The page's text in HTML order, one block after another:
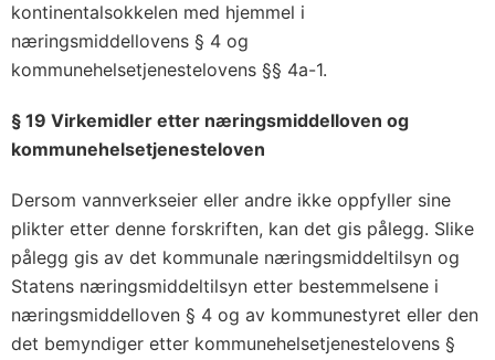
kontinentalsokkelen med hjemmel i
næringsmiddellovens § 4 og
kommunehelsetjenestelovens §§ 4a-1.
§ 19 Virkemidler etter næringsmiddelloven og
kommunehelsetjenesteloven
Dersom vannverkseier eller andre ikke oppfyller sine
plikter etter denne forskriften, kan det gis pålegg. Slike
pålegg gis av det kommunale næringsmiddeltilsyn og
Statens næringsmiddeltilsyn etter bestemmelsene i
næringsmiddelloven § 4 og av kommunestyret eller den
det bemyndiger etter kommunehelsetjenestelovens §